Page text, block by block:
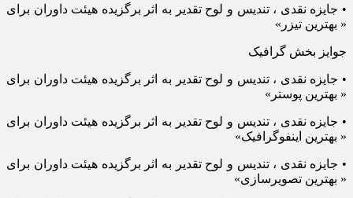
• جایزه نقدی ، تندیس و لوح تقدیر به اثر برگزیده هیئت داوران برای
« بهترین تیزر»
جوایز بخش گرافیک
• جایزه نقدی ، تندیس و لوح تقدیر به اثر برگزیده هیئت داوران برای
« بهترین پوستر»
• جایزه نقدی ، تندیس و لوح تقدیر به اثر برگزیده هیئت داوران برای
« بهترین اینفوگرافیک»
• جایزه نقدی ، تندیس و لوح تقدیر به اثر برگزیده هیئت داوران برای
« بهترین تصویرسازی»